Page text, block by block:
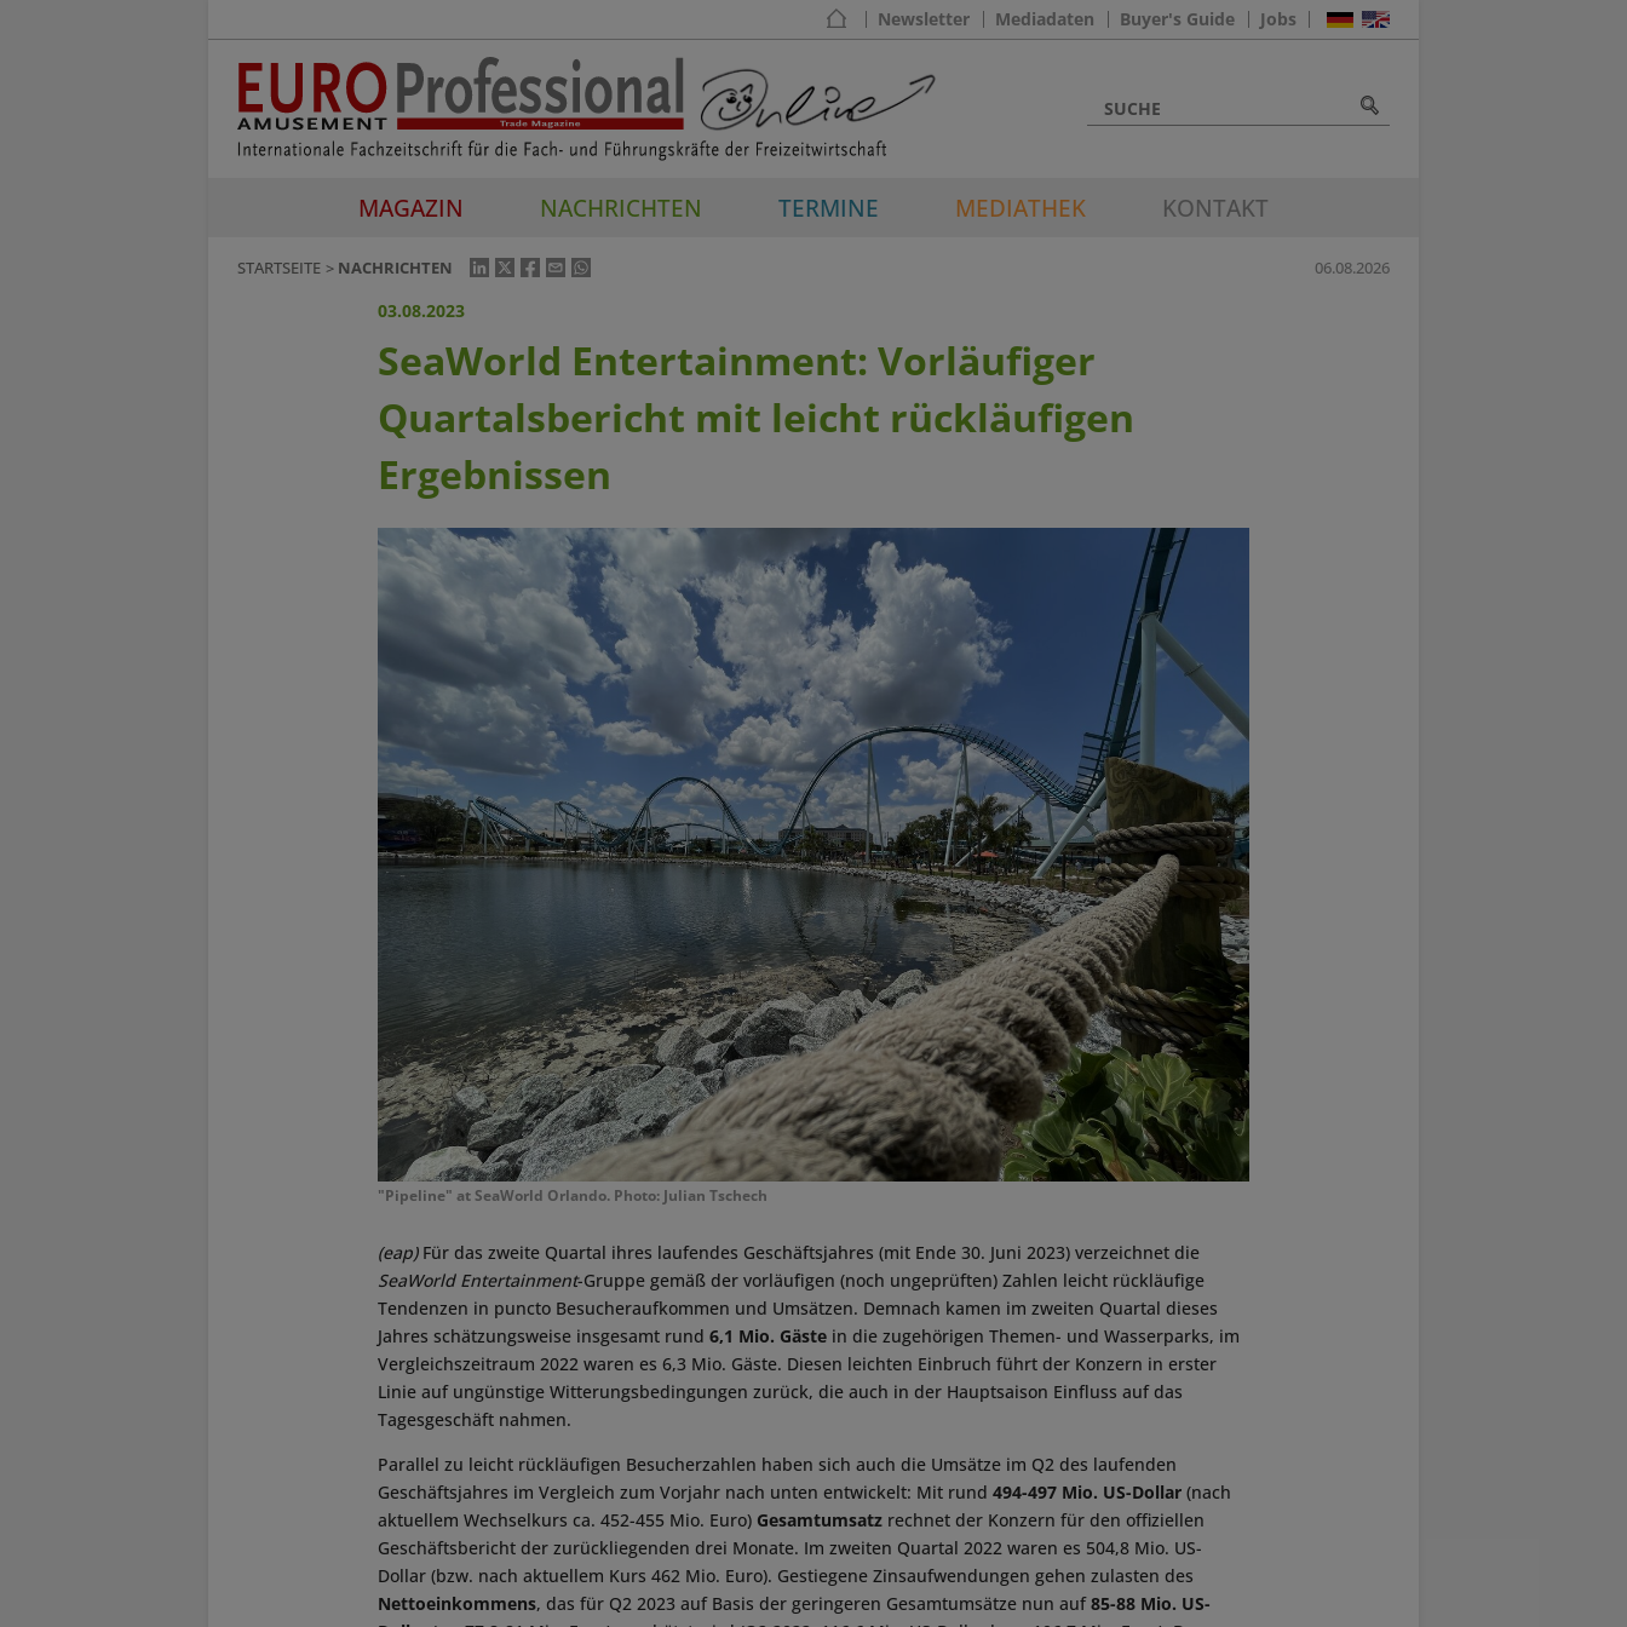
Newsletter Mediadaten Buyer's Guide Jobs
MAGAZIN NACHRICHTEN TERMINE MEDIATHEK KONTAKT
STARTSEITE NACHRICHTEN 06.08.2026
03.08.2023
SeaWorld Entertainment: Vorläufiger
Quartalsbericht mit leicht rückläufigen
Ergebnissen
"Pipeline" at SeaWorld Orlando. Photo: Julian Tschech
(eap)Für das zweite Quartal ihres laufendes Geschäftsjahres (mit Ende 30. Juni 2023) verzeichnet die
SeaWorld Entertainment-Gruppe gemäß der vorläufigen (noch ungeprüften) Zahlen leicht rückläufige
Tendenzen in puncto Besucheraufkommen und Umsätzen. Demnach kamen im zweiten Quartal dieses
Jahres schätzungsweise insgesamt rund 6,1 Mio. Gäste in die zugehörigen Themen- und Wasserparks, im
Vergleichszeitraum 2022 waren es 6,3 Mio. Gäste. Diesen leichten Einbruch führt der Konzern in erster
Linie auf ungünstige Witterungsbedingungen zurück, die auch in der Hauptsaison Einfluss auf das
Tagesgeschäft nahmen.
Parallel zu leicht rückläufigen Besucherzahlen haben sich auch die Umsätze im Q2 des laufenden
Geschäftsjahres im Vergleich zum Vorjahr nach unten entwickelt: Mit rund 494-497 Mio. US-Dollar (nach
aktuellem Wechselkurs ca. 452-455 Mio. Euro) Gesamtumsatz rechnet der Konzern für den offiziellen
Geschäftsbericht der zurückliegenden drei Monate. Im zweiten Quartal 2022 waren es 504,8 Mio. US-
Dollar (bzw. nach aktuellem Kurs 462 Mio. Euro). Gestiegene Zinsaufwendungen gehen zulasten des
Nettoeinkommens, das für Q2 2023 auf Basis der geringeren Gesamtumsätze nun auf85-88 Mio. US-